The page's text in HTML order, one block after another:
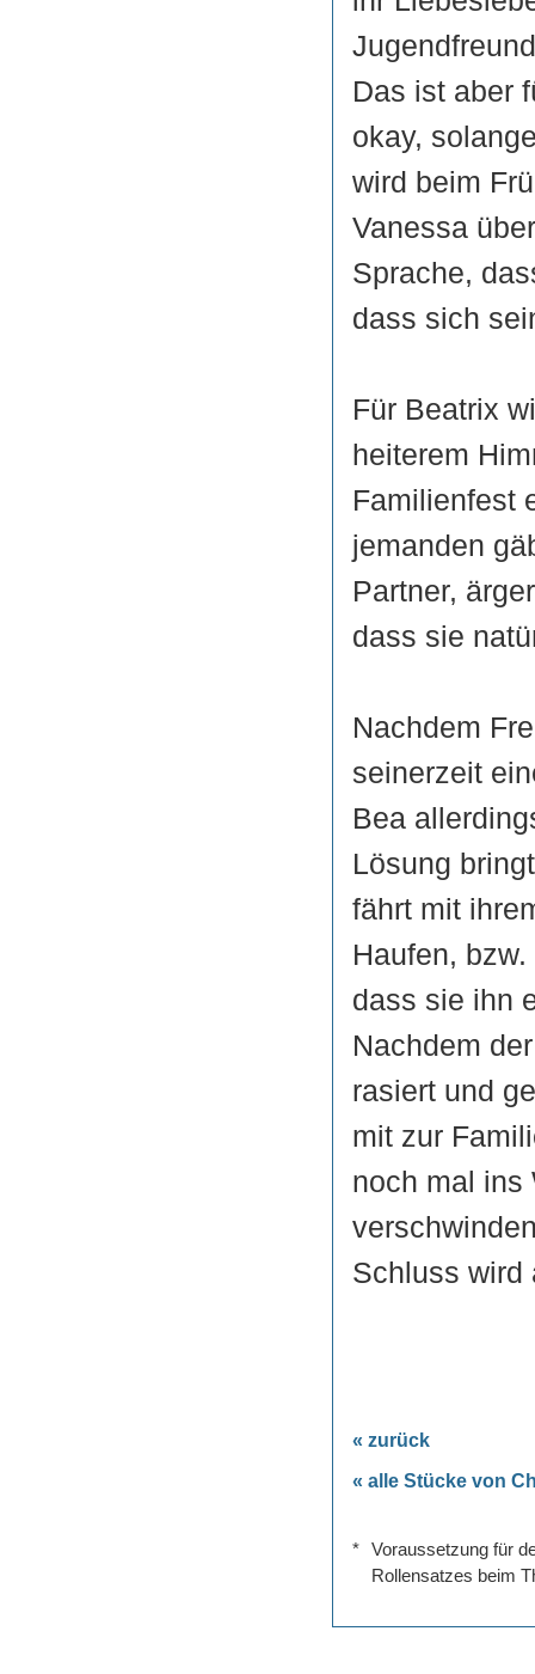
Das ist aber
okay,
wird beim
Vanessa
Sprache,
dass sich
Für Beatrix
heiterem
Familienfest
jemanden
Partner,
dass sie
Nachdem
seinerzeit
Bea
Lösung
fährt mit
Haufen,
dass sie ihn
Nachdem
rasiert und
mit zur
noch mal ins
Schluss wird
« zurück
« alle Stücke von
*
Voraussetzung für
Rollensatzes beim